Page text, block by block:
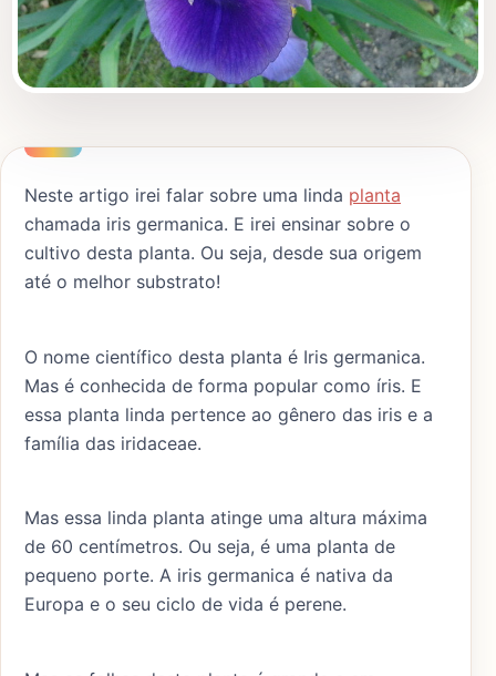
Neste artigo irei falar sobre uma linda planta
chamada iris germanica. E irei ensinar sobre o
cultivo desta planta. Ou seja, desde sua origem
até o melhor substrato!
O nome científico desta planta é Iris germanica.
Mas é conhecida de forma popular como íris. E
essa planta linda pertence ao gênero das iris e a
família das iridaceae.
Mas essa linda planta atinge uma altura máxima
de 60 centímetros. Ou seja, é uma planta de
pequeno porte. A iris germanica é nativa da
Europa e o seu ciclo de vida é perene.